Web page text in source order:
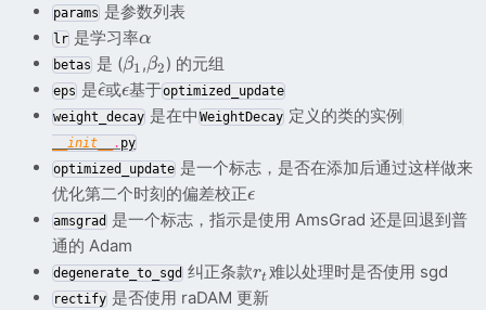
params 是参数列表
lr 是学习率α
betas 是 (β1 ,β2 ) 的元组
eps 是ϵ
^或ϵ基于optimized_update
weight_decay 是在中 WeightDecay 定义的类的实例
__init__ . py
optimized_update 是一个标志，是否在添加后通过这样做来
优化第二个时刻的偏差校正ϵ
amsgrad 是一个标志，指示是使用 AmsGrad 还是回退到普
通的 Adam
degenerate_to_sgd 纠正条款rt 难以处理时是否使用 sgd
rectify 是否使用 raDAM 更新